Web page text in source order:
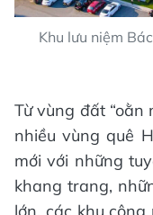
Khu lưu niệm
Từ vùng đất “oằn
nhiều vùng quê
mới với những
khang trang,